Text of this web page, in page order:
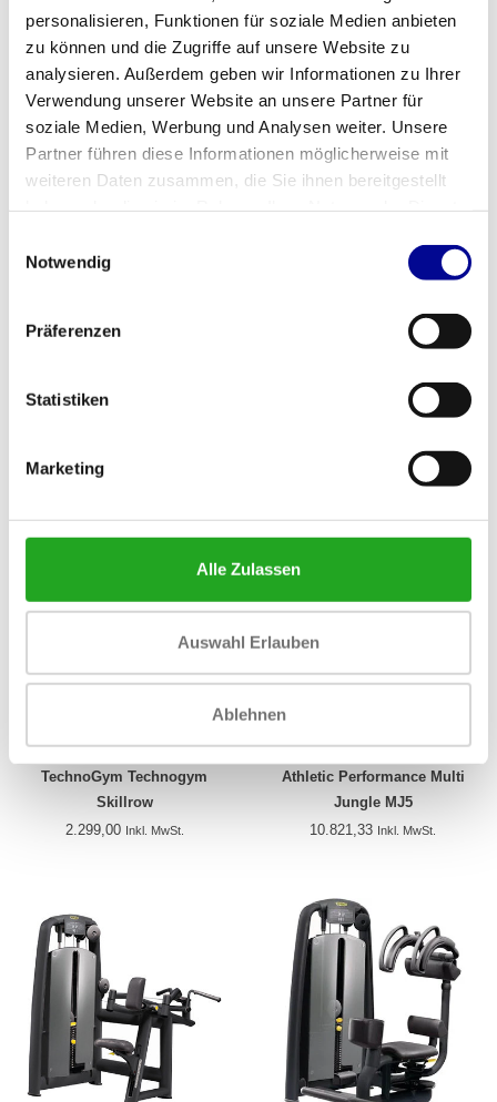
personalisieren, Funktionen für soziale Medien anbieten
zu können und die Zugriffe auf unsere Website zu
analysieren. Außerdem geben wir Informationen zu Ihrer
Verwendung unserer Website an unsere Partner für
soziale Medien, Werbung und Analysen weiter. Unsere
Partner führen diese Informationen möglicherweise mit
weiteren Daten zusammen, die Sie ihnen bereitgestellt
Notwendig
Präferenzen
Statistiken
Marketing
Alle Zulassen
Auswahl Erlauben
Ablehnen
Verstellbares Hantelset + Rack
TechnoGym Top Excite 700i
2.689,83
TechnoGym Selection
Inkl. MwSt.
TechnoGym Technogym
Skillrow
2.299,00 Inkl. MwSt.
Athletic Performance Multi
Jungle MJ5
10.821,33 Inkl. MwSt.